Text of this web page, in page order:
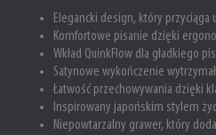
Elegancki design, który przyciąga
Komfortowe pisanie dzięki
Wkład QuinkFlow dla gładkiego
Satynowe wykończenie
Łatwość przechowywania dzięki
Inspirowany japońskim stylem
Niepowtarzalny grawer, który